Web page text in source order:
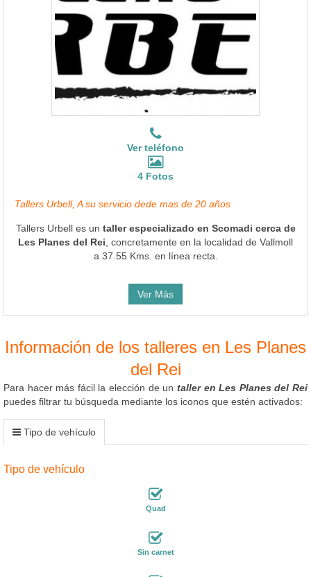
Ver teléfono
4 Fotos
Tallers Urbell, A su servicio dede mas de 20 años
Tallers Urbell es un taller especializado en Scomadi cerca de
Les Planes del Rei , concretamente en la localidad de Vallmoll
a 37.55 Kms. en línea recta.
Ver Más
Información de los talleres en Les Planes
del Rei
Para hacer más fácil la elección de un taller en Les Planes del Rei
puedes filtrar tu búsqueda mediante los iconos que estén activados:
Tipo de vehículo
Tipo de vehículo
Quad
Sin carnet